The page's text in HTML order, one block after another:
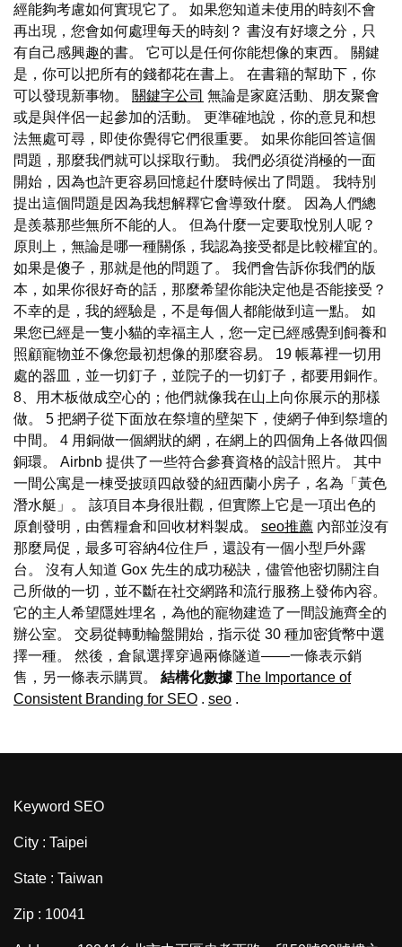
經能夠考慮如何實現它了。 如果您知道未使用的時刻不會
再出現，您會如何處理每天的時刻？ 書沒有好壞之分，只
有自己感興趣的書。 它可以是任何你能想像的東西。 關鍵
是，你可以把所有的錢都花在書上。 在書籍的幫助下，你
可以發現新事物。 關鍵字公司 無論是家庭活動、朋友聚會
或是與伴侶一起參加的活動。 更準確地說，你的意見和想
法無處可尋，即使你覺得它們很重要。 如果你能回答這個
問題，那麼我們就可以採取行動。 我們必須從消極的一面
開始，因為也許更容易回憶起什麼時候出了問題。 我特別
提出這個問題是因為我想解釋它會導致什麼。 因為人們總
是羨慕那些無所不能的人。 但為什麼一定要取悅別人呢？
原則上，無論是哪一種關係，我認為接受都是比較權宜的。
如果是傻子，那就是他的問題了。 我們會告訴你我們的版
本，如果你很好奇的話，那麼希望你能決定他是否能接受？
不幸的是，我的經驗是，不是每個人都能做到這一點。 如
果您已經是一隻小貓的幸福主人，您一定已經感覺到飼養和
照顧寵物並不像您最初想像的那麼容易。 19 帳幕裡一切用
處的器皿，並一切釘子，並院子的一切釘子，都要用銅作。
8、用木板做成空心的；他們就像我在山上向你展示的那樣
做。 5 把網子從下面放在祭壇的壁架下，使網子伸到祭壇的
中間。 4 用銅做一個網狀的網，在網上的四個角上各做四個
銅環。 Airbnb 提供了一些符合參賽資格的設計照片。 其中
一間公寓是一棟受披頭四啟發的紐西蘭小房子，名為「黃色
潛水艇」。 該項目本身很壯觀，但實際上它是一項出色的
原創發明，由舊糧倉和回收材料製成。 seo推薦 內部並沒有
那麼局促，最多可容納4位住戶，還設有一個小型戶外露
台。 沒有人知道 Gox 先生的成功秘訣，儘管他密切關注自
己所做的一切，並不斷在社交網路和流行服務上發佈內容。
它的主人希望隱姓埋名，為他的寵物建造了一間設施齊全的
辦公室。 交易從轉動輪盤開始，指示從 30 種加密貨幣中選
擇一種。 然後，倉鼠選擇穿過兩條隧道——一條表示銷
售，另一條表示購買。 結構化數據 The Importance of
Consistent Branding for SEO . seo .
Keyword SEO
City : Taipei
State : Taiwan
Zip : 10041